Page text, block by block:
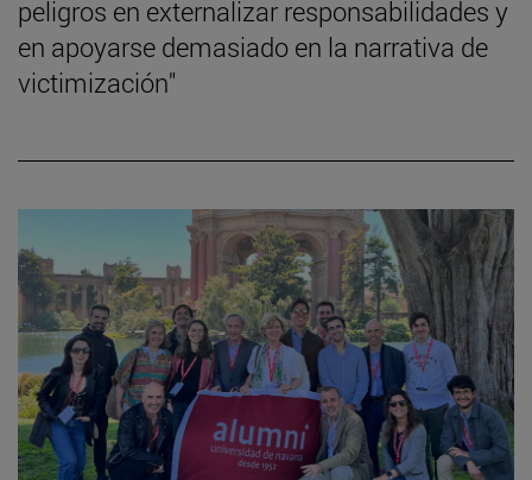
peligros en externalizar responsabilidades y
en apoyarse demasiado en la narrativa de
victimización"